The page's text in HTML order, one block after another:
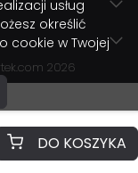
DO KOSZYKA
2026
usług
określić
cookie w Twojej